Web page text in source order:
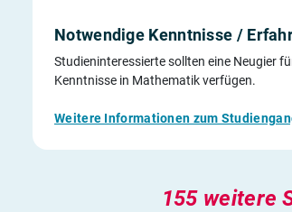
Notwendige Kenntnisse /
Studieninteressierte sollten eine Neugier
Kenntnisse in Mathematik verfügen.
Weitere Informationen zum
155 weitere